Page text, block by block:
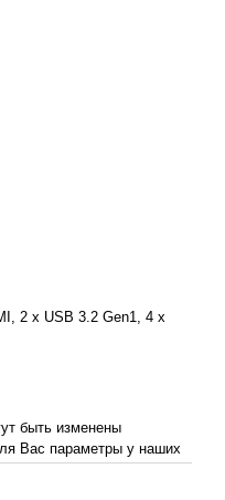
2 x USB 3.2 Gen1, 4 x
быть изменены
Вас параметры у наших